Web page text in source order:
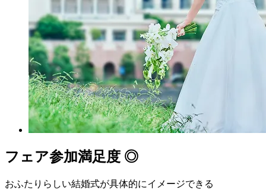
フェア参加満足度 ◎
おふたりらしい結婚式が具体的にイメージできる